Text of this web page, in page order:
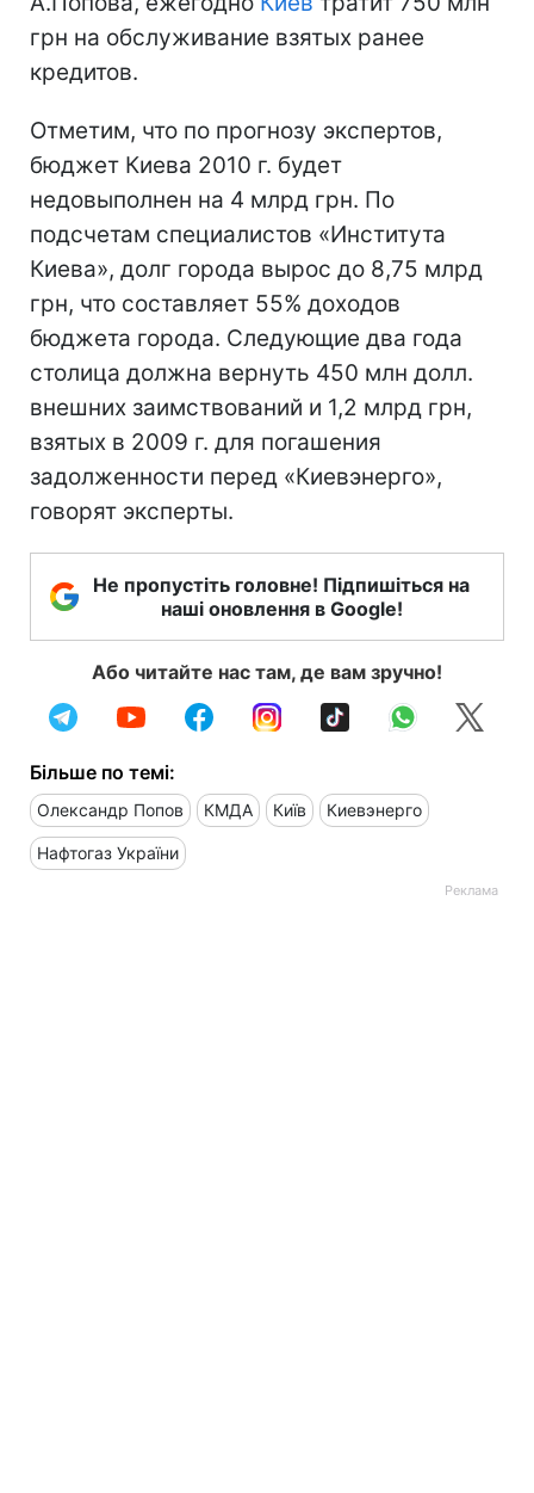
грн на обслуживание взятых ранее
кредитов.
Отметим, что по прогнозу экспертов,
бюджет Киева 2010 г. будет
недовыполнен на 4 млрд грн. По
подсчетам специалистов «Института
Киева», долг города вырос до 8,75 млрд
грн, что составляет 55% доходов
бюджета города. Следующие два года
столица должна вернуть 450 млн долл.
внешних заимствований и 1,2 млрд грн,
взятых в 2009 г. для погашения
задолженности перед «Киевэнерго»,
говорят эксперты.
Не пропустіть головне! Підпишіться на
наші оновлення в Google!
Або читайте нас там, де вам зручно!
Більше по темі:
Олександр Попов КМДА Київ Киевэнерго
Нафтогаз України